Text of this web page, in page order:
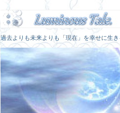
過去よりも未来よりも「現在」を幸せに生